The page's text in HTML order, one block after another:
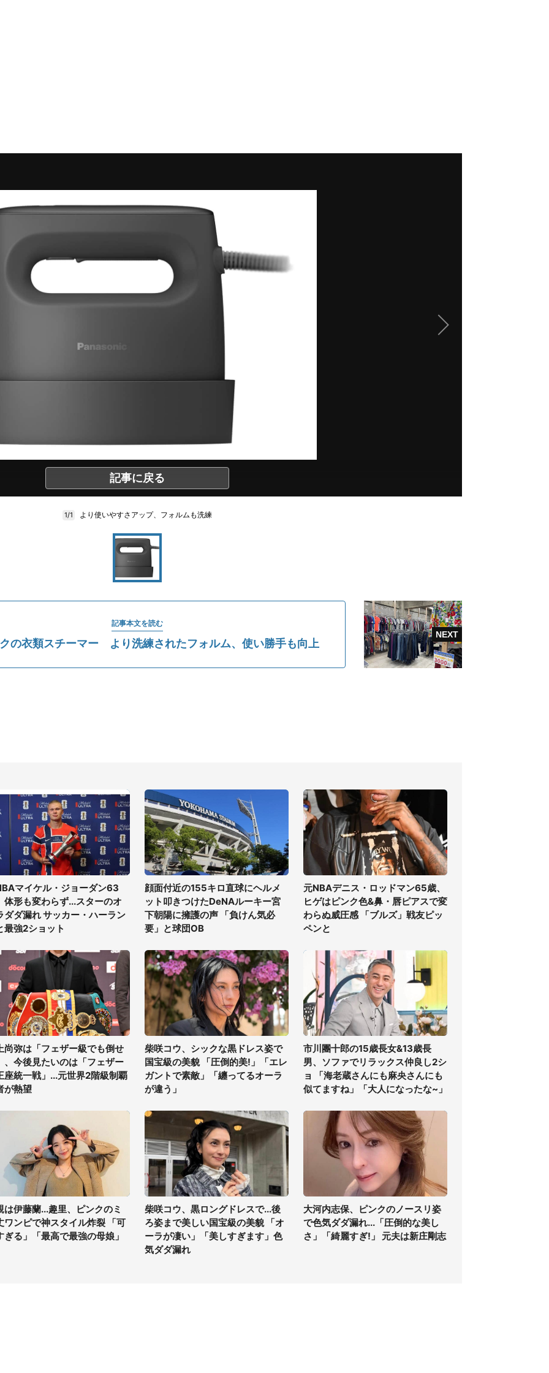
記事に戻る
1/1 より使いやすさアップ、フォルムも洗練
記事本文を読む
の衣類スチーマー より洗練されたフォルム、使い勝手も向上
マイケル・ジョーダン63
体形も変わらず...スターのオ
ダダ漏れ サッカー・ハーラン
最強2ショット
顔面付近の155キロ直球にヘルメ
ット叩きつけたDeNAルーキー宮
下朝陽に擁護の声 「負けん気必
要」と球団OB
元NBAデニス・ロッドマン65歳、
ヒゲはピンク色&鼻・唇ピアスで変
わらぬ威圧感 「ブルズ」戦友ピッ
ペンと
尚弥は「フェザー級でも倒せ
、今後見たいのは「フェザー
座統一戦」...元世界2階級制覇
が熱望
柴咲コウ、シックな黒ドレス姿で
国宝級の美貌 「圧倒的美!」「エレ
ガントで素敵」「纏ってるオーラ
が違う」
市川團十郎の15歳長女&13歳長
男、ソファでリラックス仲良し2シ
ョ 「海老蔵さんにも麻央さんにも
似てますね」「大人になったな~」
は伊藤蘭...趣里、ピンクのミ
ワンピで神スタイル炸裂 「可
ぎる」「最高で最強の母娘」
柴咲コウ、黒ロングドレスで...後
ろ姿まで美しい国宝級の美貌 「オ
ーラが凄い」「美しすぎます」色
気ダダ漏れ
大河内志保、ピンクのノースリ姿
で色気ダダ漏れ...「圧倒的な美し
さ」「綺麗すぎ!」 元夫は新庄剛志